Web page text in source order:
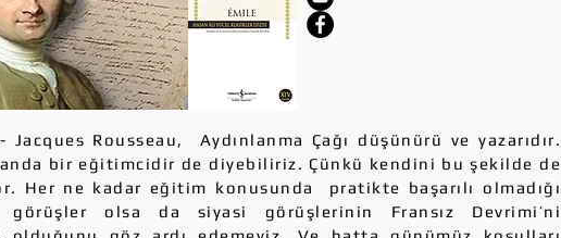
Rousseau, Aydınlanma Çağı düşünürü ve yazarıdır.
bir eğitimcidir de diyebiliriz. Çünkü kendini bu şekilde de
Her ne kadar eğitim konusunda pratikte başarılı olmadığı
görüşler olsa da siyasi görüşlerinin Fransız Devrimi’ni